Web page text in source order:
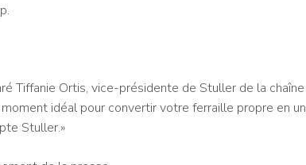
Tiffanie Ortis, vice-présidente de Stuller de la chaîne
idéal pour convertir votre ferraille propre en un
Stuller.»